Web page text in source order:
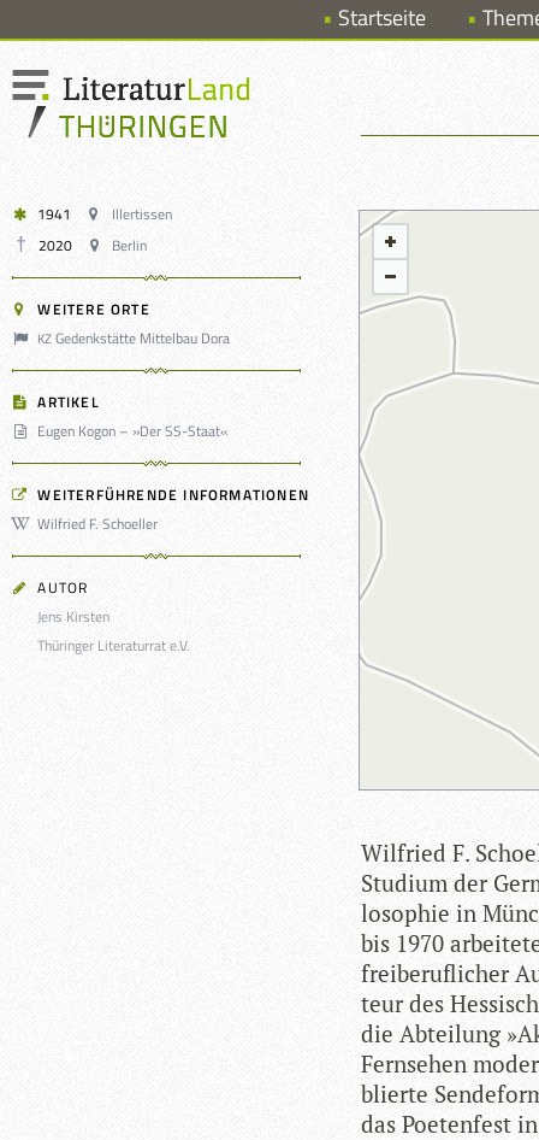
Startseite
1941
Illertissen
2020
Berlin
WEITERE ORTE
KZGedenkstätte Mittelbau Dora
ARTIKEL
Eugen Kogon – »Der SS-Staat«
WEITERFÜHRENDE INFORMATIONEN
Wilfried F. Schoeller
AUTOR
Jens Kirsten
Thüringer Literaturrat e.V.
Wil­fried F.
Stu­dium der
lo­so­phie in
bis 1970
frei­be­ruf­li­cher
teur des
die Abtei­lung
Fern­se­hen
blierte
das Poe­ten­fest